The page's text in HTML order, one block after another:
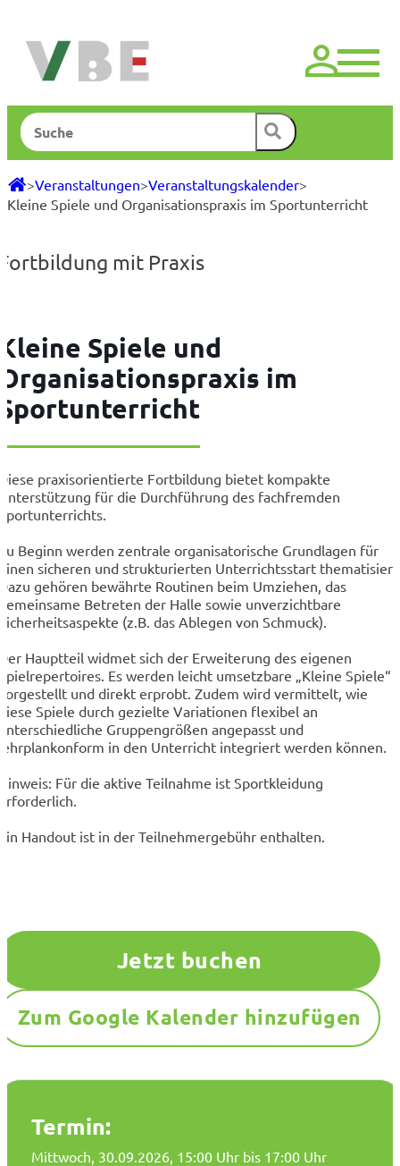
springen
Suchen
>Veranstaltungen>Veranstaltungskalender>
Kleine Spiele und Organisationspraxis im Sportunterricht
mit Praxis
Spiele und
im
praxisorientierte Fortbildung bietet kompakte
für die Durchführung des fachfremden
Beginn werden zentrale organisatorische Grundlagen für
sicheren und strukturierten Unterrichtsstart
gehören bewährte Routinen beim Umziehen, das
Betreten der Halle sowie unverzichtbare
(z.B. das Ablegen von Schmuck).
Hauptteil widmet sich der Erweiterung des eigenen
Es werden leicht umsetzbare „Kleine Spiele“
und direkt erprobt. Zudem wird vermittelt, wie
Spiele durch gezielte Variationen flexibel an
Gruppengrößen angepasst und
in den Unterricht integriert werden können.
Für die aktive Teilnahme ist Sportkleidung
Handout ist in der Teilnehmergebühr enthalten.
Jetzt buchen
Zum Google Kalender hinzufügen
Termin:
Mittwoch, 30.09.2026 , 15:00 Uhr bis 17:00 Uhr